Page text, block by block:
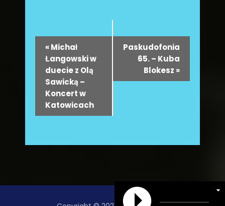
W
z
e
«Michał
Łangowski w
duecie z Olą
Sawicką –
Koncert w
Katowicach
Paskudofonia
65. – Kuba
Blokesz »